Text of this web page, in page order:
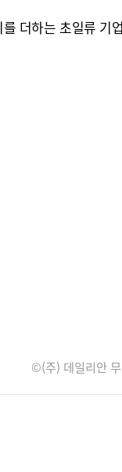
더하는 초일류 기
©(주) 데일리안